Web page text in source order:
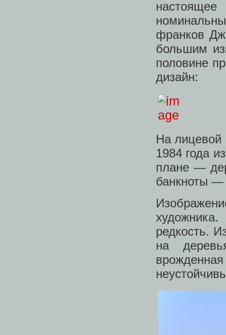
франков
большим
половине
дизайн:
На лицевой
1984 года
плане —
банкноты —
редкость.
на